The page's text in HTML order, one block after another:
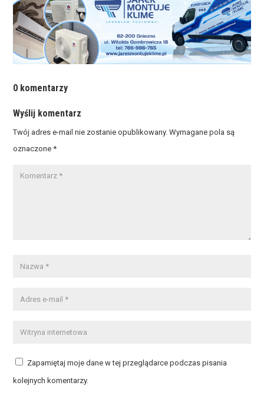
0 komentarzy
Wyślij komentarz
Twój adres e-mail nie zostanie opublikowany. Wymagane pola są
oznaczone*
Zapamiętaj moje dane w tej przeglądarce podczas pisania
kolejnych komentarzy.